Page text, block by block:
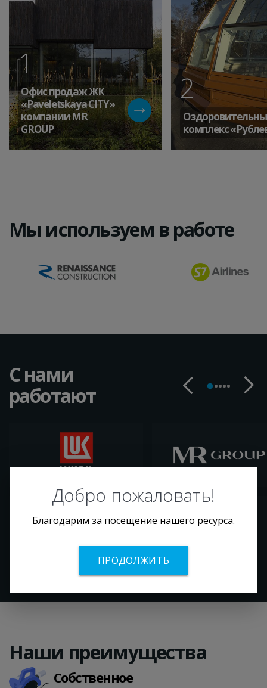
1
Офис продаж ЖК
«Paveletskaya СITY»
компании MR
GROUP
2
комплекс
Мы используем в работе
С нами
работают
Наши преи­му­щест­ва
Собственное
Добро пожаловать!
Благодарим за посещение нашего ресурса.
ПРОДОЛЖИТЬ